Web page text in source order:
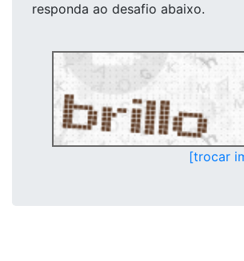
responda ao desafio abaixo.
[trocar